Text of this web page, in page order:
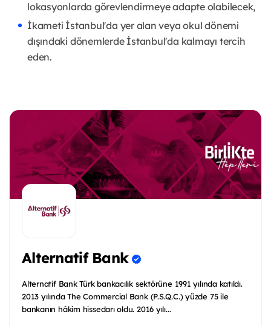
lokasyonlarda görevlendirmeye adapte olabilecek,
İkameti İstanbul'da yer alan veya okul dönemi
dışındaki dönemlerde İstanbul'da kalmayı tercih
eden.
Alternatif Bank
Alternatif Bank Türk bankacılık sektörüne 1991 yılında katıldı.
2013 yılında The Commercial Bank (P.S.Q.C.) yüzde 75 ile
bankanın hâkim hissedarı oldu. 2016 yılı...